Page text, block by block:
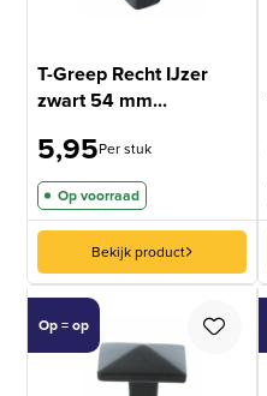
T-Greep Recht IJzer
zwart 54 mm...
5,95Per stuk
Op voorraad
Bekijk product
Op = op